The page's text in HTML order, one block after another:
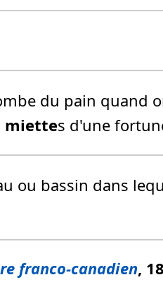
du pain quand
miettes d'une
ou bassin dans
franco-canadien,